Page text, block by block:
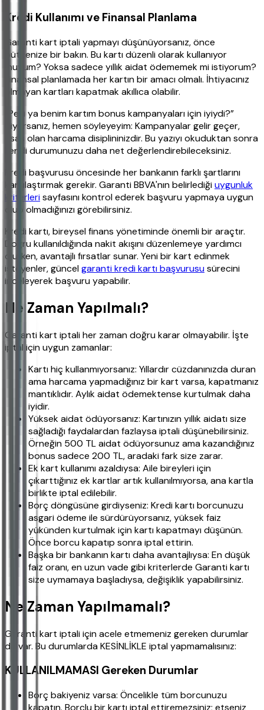
Kredi Kullanımı ve Finansal Planlama
Garanti kart iptali yapmayı düşünüyorsanız, önce
bütçenize bir bakın. Bu kartı düzenli olarak kullanıyor
muyum? Yoksa sadece yıllık aidat ödememek mi istiyorum?
Finansal planlamada her kartın bir amacı olmalı. İhtiyacınız
olmayan kartları kapatmak akıllıca olabilir.
“Peki ya benim kartım bonus kampanyaları için iyiydi?”
diyorsanız, hemen söyleyeyim: Kampanyalar gelir geçer,
esas olan harcama disiplininizdir. Bu yazıyı okuduktan sonra
kendi durumunuzu daha net değerlendirebileceksiniz.
Kredi başvurusu öncesinde her bankanın farklı şartlarını
karşılaştırmak gerekir. Garanti BBVA'nın belirlediğiuygunluk
kriterlerisayfasını kontrol ederek başvuru yapmaya uygun
olup olmadığınızı görebilirsiniz.
Kredi kartı, bireysel finans yönetiminde önemli bir araçtır.
Doğru kullanıldığında nakit akışını düzenlemeye yardımcı
olurken, avantajlı fırsatlar sunar. Yeni bir kart edinmek
isteyenler, güncelgaranti kredi kartı başvurususürecini
inceleyerek başvuru yapabilir.
Ne Zaman Yapılmalı?
Garanti kart iptali her zaman doğru karar olmayabilir. İşte
iptal için uygun zamanlar:
Kartı hiç kullanmıyorsanız: Yıllardır cüzdanınızda duran
ama harcama yapmadığınız bir kart varsa, kapatmanız
mantıklıdır. Aylık aidat ödemektense kurtulmak daha
iyidir.
Yüksek aidat ödüyorsanız: Kartınızın yıllık aidatı size
sağladığı faydalardan fazlaysa iptali düşünebilirsiniz.
Örneğin 500 TL aidat ödüyorsunuz ama kazandığınız
bonus sadece 200 TL, aradaki fark size zarar.
Ek kart kullanımı azaldıysa: Aile bireyleri için
çıkarttığınız ek kartlar artık kullanılmıyorsa, ana kartla
birlikte iptal edilebilir.
Borç döngüsüne girdiyseniz: Kredi kartı borcunuzu
asgari ödeme ile sürdürüyorsanız, yüksek faiz
yükünden kurtulmak için kartı kapatmayı düşünün.
Önce borcu kapatıp sonra iptal ettirin.
Başka bir bankanın kartı daha avantajlıysa: En düşük
faiz oranı, en uzun vade gibi kriterlerde Garanti kartı
size uymamaya başladıysa, değişiklik yapabilirsiniz.
Ne Zaman Yapılmamalı?
Garanti kart iptali için acele etmemeniz gereken durumlar
da var. Bu durumlarda KESİNLİKLE iptal yapmamalısınız:
KULLANILMAMASI Gereken Durumlar
Borç bakiyeniz varsa: Öncelikle tüm borcunuzu
kapatın. Borçlu bir kartı iptal ettiremezsiniz; etseniz